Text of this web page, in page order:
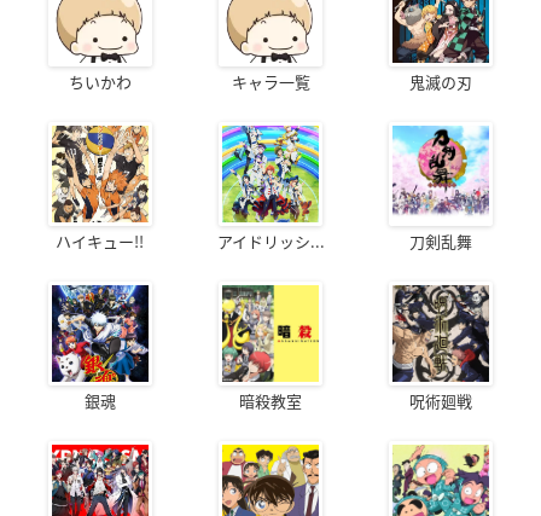
ちいかわ キャラ一覧 鬼滅の刃
ハイキュー!! アイドリッシ... 刀剣乱舞
銀魂 暗殺教室 呪術廻戦